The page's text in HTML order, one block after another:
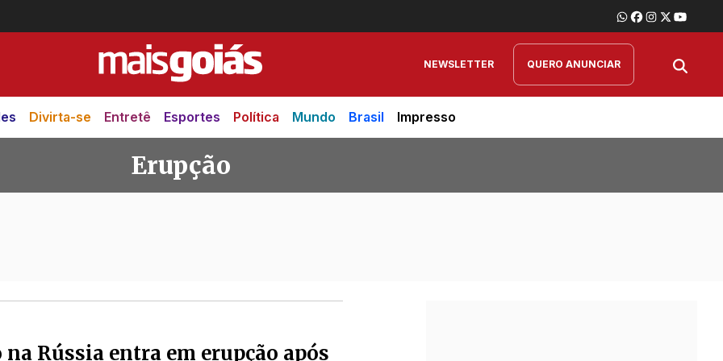
NEWSLETTER QUERO ANUNCIAR
Divirta-se Entretê Esportes Política Mundo Brasil Impresso
Erupção
na Rússia entra em erupção após